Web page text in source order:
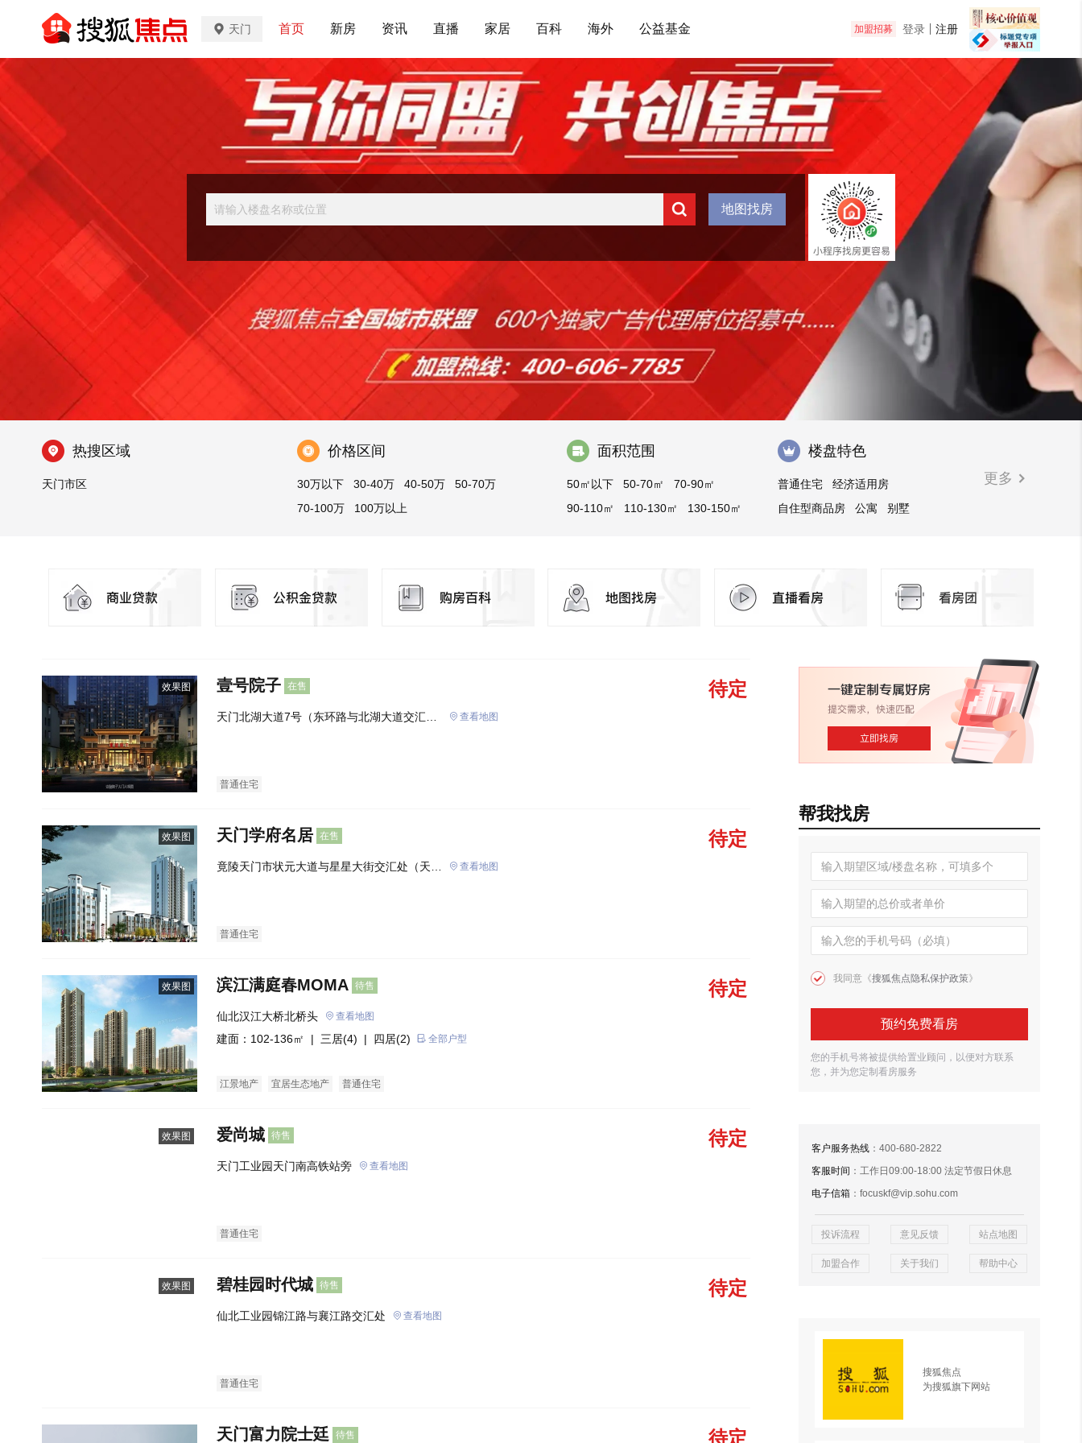
天门 首页 新房 资讯 直播 家居 百科 海外 公益基金 加盟招募 登录 注册
地图找房
热搜区域
天门市区
价格区间
30万以下 30-40万 40-50万
50-70万
70-100万
100万以上
面积范围
50㎡以下 50-70㎡
70-90㎡
90-110㎡
110-130㎡
130-150㎡
楼盘特色
普通住宅
经济适用房
自住型商品房
公寓
别墅
更多
效果图 壹号院子 在售 待定
天门北湖大道7号（东环路与北湖大道交汇
查看地图
普通住宅
效果图 天门学府名居 在售 待定
竟陵天门市状元大道与星星大街交汇处（天门
查看地图
普通住宅
效果图 滨江满庭春MOMA 待售 待定
仙北汉江大桥北桥头 查看地图
建面：102-136㎡ | 三居(4) | 四居(2) 全部户型
江景地产 宜居生态地产 普通住宅
效果图 爱尚城 待售 待定
天门工业园天门南高铁站旁 查看地图
普通住宅
效果图 碧桂园时代城 待售 待定
仙北工业园锦江路与襄江路交汇处 查看地图
普通住宅
天门富力院士廷 待售 待定
帮我找房
我同意《搜狐焦点隐私保护政策》
预约免费看房
您的手机号将被提供给置业顾问，以便对方联系
您，并为您定制看房服务
客户服务热线 ：400-680-2822
客服时间 ：工作日09:00-18:00 法定节假日休息
电子信箱 ：focuskf@vip.sohu.com
投诉流程 意见反馈 站点地图
加盟合作 关于我们 帮助中心
搜狐焦点
为搜狐旗下网站